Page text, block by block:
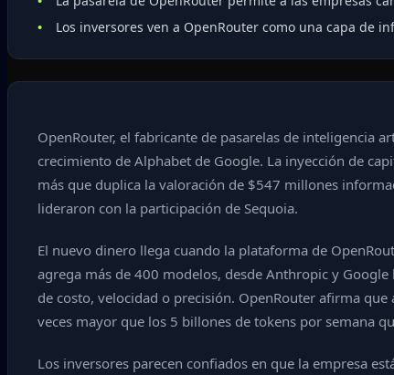
Los inversores ven a OpenRouter como una capa de
OpenRouter, el fabricante de pasarelas de inteligencia
crecimiento de Alphabet de Google. La inyección de
más que duplica la valoración de $547 millones
lideraron con la participación de Sequoia.
El nuevo dinero llega cuando la plataforma de
agrega más de 400 modelos, desde Anthropic y
de costo, velocidad o precisión. OpenRouter afirma
veces mayor que los 5 billones de tokens por semana
Los inversores parecen confiados en que la empresa